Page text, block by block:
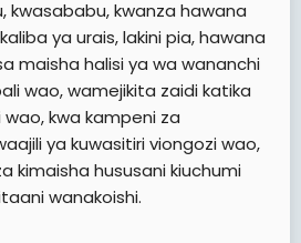
kwasababu, kwanza hawana
ya urais, lakini pia, hawana
maisha halisi ya wa wananchi
wao, wamejikita zaidi katika
kwa kampeni za
ya kuwasitiri viongozi wao,
kimaisha hususani kiuchumi
wanakoishi.